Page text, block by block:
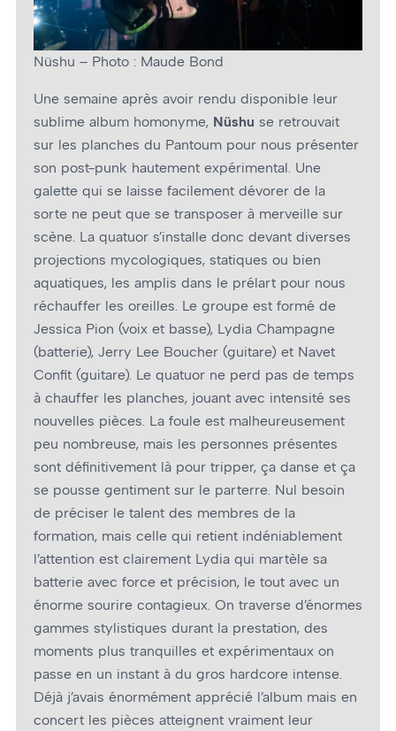
Nüshu – Photo : Maude Bond
Une semaine après avoir rendu disponible leur
sublime album homonyme, Nüshu se retrouvait
sur les planches du Pantoum pour nous présenter
son post-punk hautement expérimental. Une
galette qui se laisse facilement dévorer de la
sorte ne peut que se transposer à merveille sur
scène. La quatuor s’installe donc devant diverses
projections mycologiques, statiques ou bien
aquatiques, les amplis dans le prélart pour nous
réchauffer les oreilles. Le groupe est formé de
Jessica Pion (voix et basse), Lydia Champagne
(batterie), Jerry Lee Boucher (guitare) et Navet
Confit (guitare). Le quatuor ne perd pas de temps
à chauffer les planches, jouant avec intensité ses
nouvelles pièces. La foule est malheureusement
peu nombreuse, mais les personnes présentes
sont définitivement là pour tripper, ça danse et ça
se pousse gentiment sur le parterre. Nul besoin
de préciser le talent des membres de la
formation, mais celle qui retient indéniablement
l’attention est clairement Lydia qui martèle sa
batterie avec force et précision, le tout avec un
énorme sourire contagieux. On traverse d’énormes
gammes stylistiques durant la prestation, des
moments plus tranquilles et expérimentaux on
passe en un instant à du gros hardcore intense.
Déjà j’avais énormément apprécié l’album mais en
concert les pièces atteignent vraiment leur